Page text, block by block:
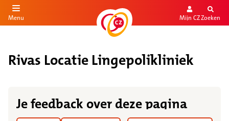
de inhoud
Menu Mijn CZZoeken
Rivas Locatie Lingepolikliniek
Je feedback over deze pagina